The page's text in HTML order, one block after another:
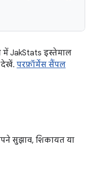
JakStats इस्तेमाल
देखें. परफ़ॉर्मेंस सैंपल
सुझाव, शिकायत या